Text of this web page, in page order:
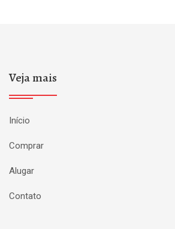
Veja mais
Início
Comprar
Alugar
Contato